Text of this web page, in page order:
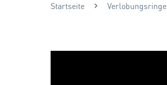
Startseite Verlobungsringe